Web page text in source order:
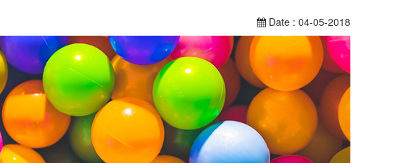
Date : 04-05-2018